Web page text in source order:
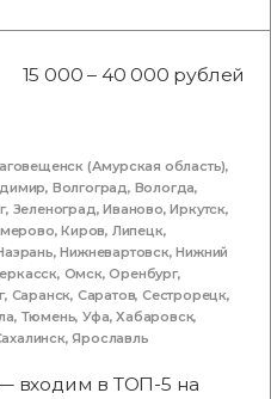
15 000 – 40 000 рублей
(Амурская область),
, Волгоград, Вологда,
, Зеленоград,Иваново,Иркутск,
,Киров, Липецк,
,Нижневартовск,Нижний
, Омск,Оренбург,
, Саранск, Саратов,Сестрорецк,
, Тюмень,Уфа,Хабаровск,
,Ярославль
входим в ТОП-5 на